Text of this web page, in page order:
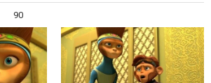
90